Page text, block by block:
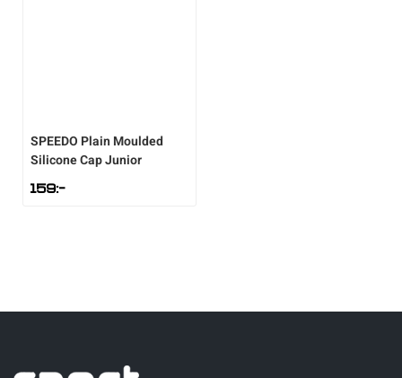
SPEEDO Plain Moulded
Silicone Cap Junior
159:-